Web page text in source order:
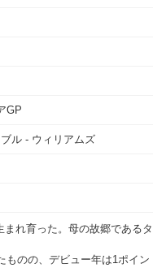
GP
ル - ウィリアムズ
れ育った。母の故郷である
ものの、デビュー年は1ポイ